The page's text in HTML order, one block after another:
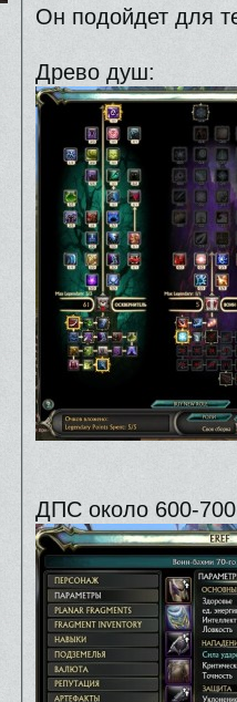
Он подойдет для
Древо душ:
ДПС около 600-